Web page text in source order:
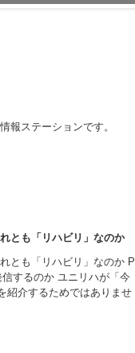
報ステーションです。
とも「リハビリ」なのか
とも「リハビリ」なのか P
するのか ユニリハが「今
紹介するためではありませ